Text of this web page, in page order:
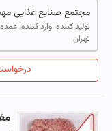
مجتمع صنایع غذایی
تولید کننده، وارد کننده،
تهران